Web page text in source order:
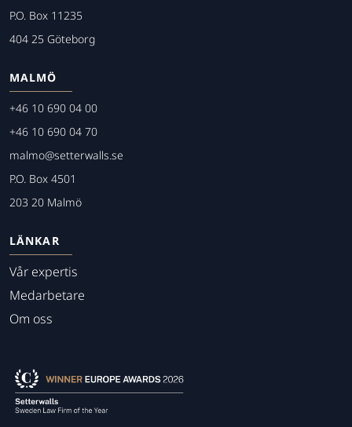
P.O. Box 11235
404 25 Göteborg
MALMÖ
+46 10 690 04 00
+46 10 690 04 70
malmo@setterwalls.se
P.O. Box 4501
203 20 Malmö
LÄNKAR
Vår expertis
Medarbetare
Om oss